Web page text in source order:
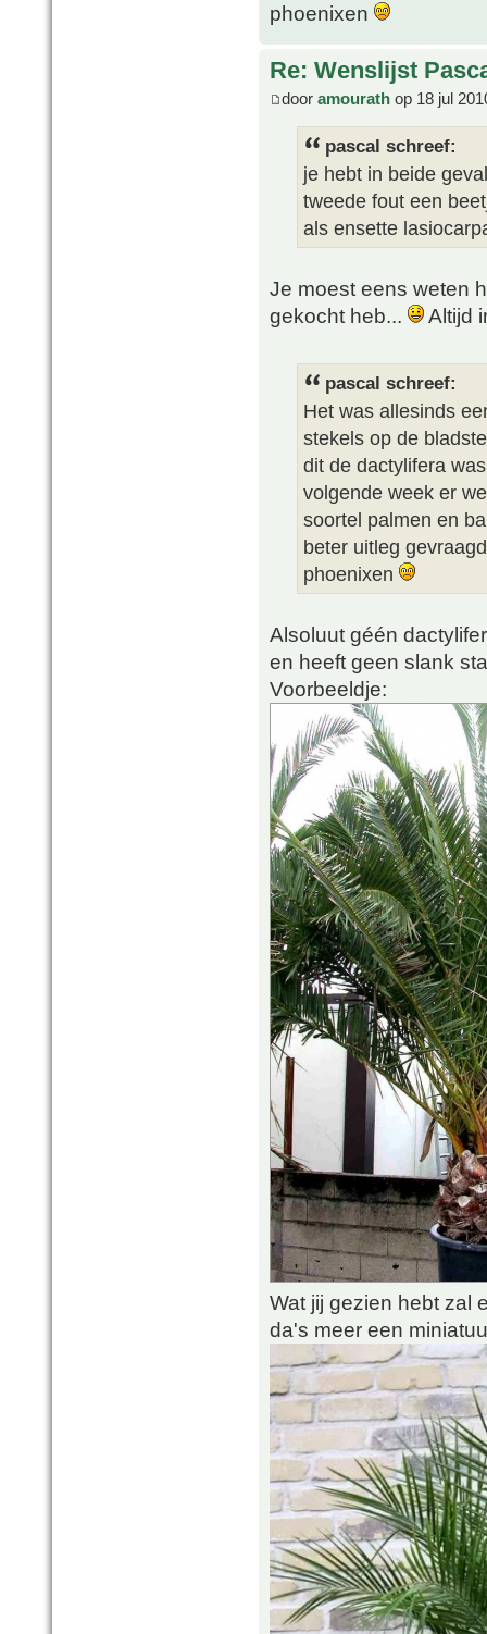
phoenixen
Re: Wenslijst
door amourath op 18 jul
pascal schreef:
je hebt in beide
tweede fout een
als ensette
Je moest eens weten
gekocht heb...
Altijd
pascal schreef:
Het was allesinds
stekels op de
dit de dactylifera
volgende week er
soortel palmen en
beter uitleg
phoenixen
Alsoluut géén
en heeft geen slank
Voorbeeldje:
Wat jij gezien hebt zal
da's meer een